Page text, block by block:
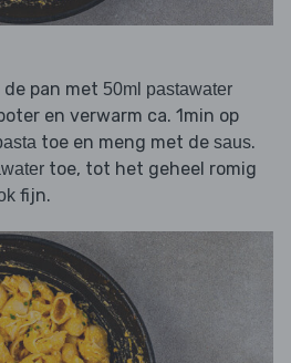
pan met 50ml pastawater
en verwarm ca. 1min op
toe en meng met de saus.
toe, tot het geheel romig
fijn.